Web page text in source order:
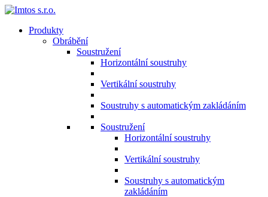
Produkty
Obrábění
Soustružení
Horizontální soustruhy
Vertikální soustruhy
Soustruhy s automatickým zakládáním
Soustružení
Horizontální soustruhy
Vertikální soustruhy
Soustruhy s automatickým
zakládáním